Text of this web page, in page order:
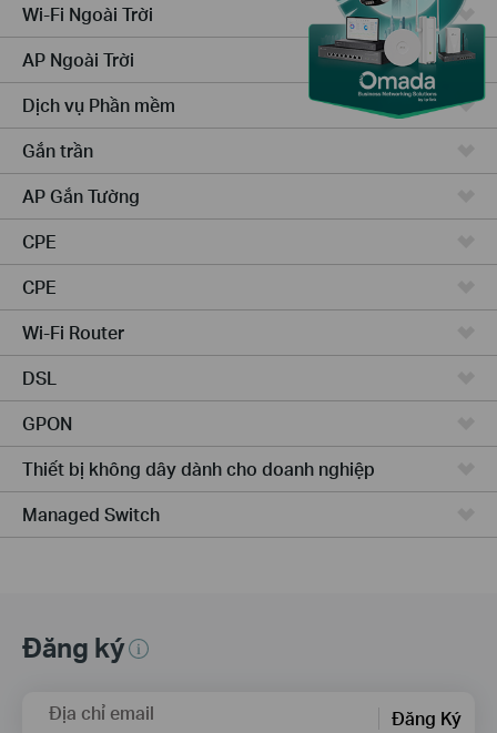
Wi-Fi Ngoài Trời
AP Ngoài Trời
Dịch vụ Phần mềm
Gắn trần
AP Gắn Tường
CPE
CPE
Wi-Fi Router
DSL
GPON
Thiết bị không dây dành cho doanh nghiệp
Managed Switch
Đăng ký
Địa chỉ email Đăng Ký